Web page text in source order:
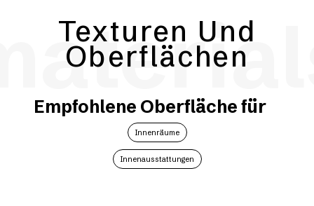
Texturen Und
Oberflächen
Empfohlene Oberfläche für
Innenräume
Innenausstattungen